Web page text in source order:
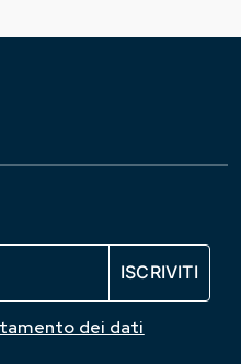
esterno)
dei dati